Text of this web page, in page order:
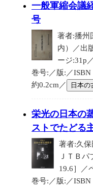
一般軍縮会議
号
著者:播州
内）／出
ージ:31p
巻号:／版:／
約0.2cm／
日本の
栄光の日本の
ストでたどる
著者:久
ＪＴＢ
19.6］／
巻号:／版:／ISBN